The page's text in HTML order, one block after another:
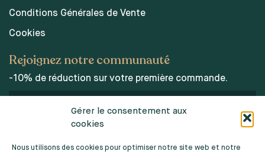
Gérer le consentement aux
cookies
Nous utilisons des cookies pour optimiser notre site web et notre
Conditions Générales de Vente
Cookies
Rejoignez notre communauté
-10% de réduction sur votre première commande.
personnelles.